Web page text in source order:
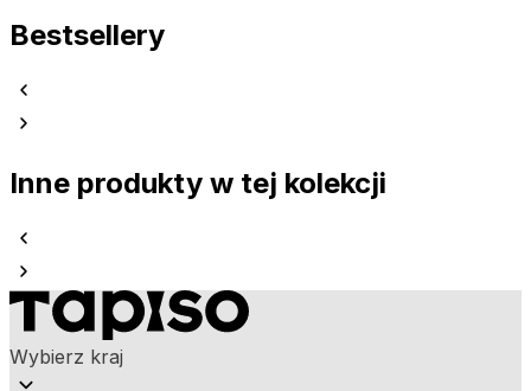
Bestsellery
Inne produkty w tej kolekcji
Wybierz kraj